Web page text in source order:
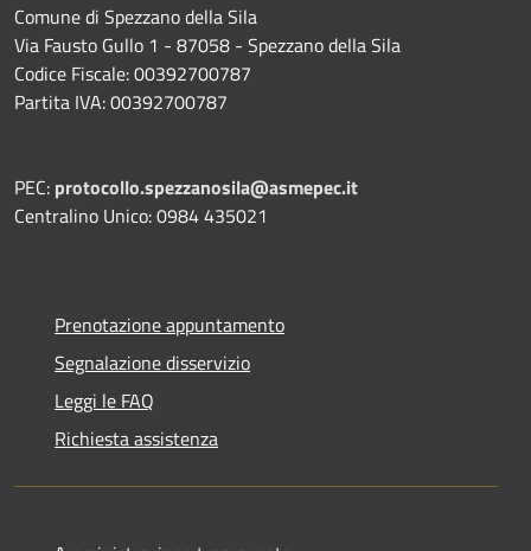
Comune di Spezzano della Sila
Via Fausto Gullo 1 - 87058 - Spezzano della Sila
Codice Fiscale: 00392700787
Partita IVA: 00392700787
PEC: protocollo.spezzanosila@asmepec.it
Centralino Unico: 0984 435021
Prenotazione appuntamento
Segnalazione disservizio
Leggi le FAQ
Richiesta assistenza